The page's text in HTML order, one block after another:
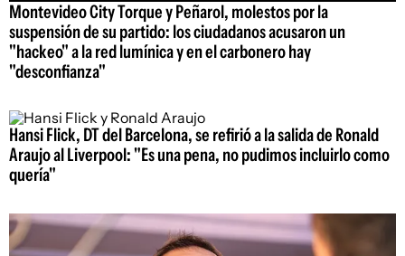
Montevideo City Torque y Peñarol, molestos por la
suspensión de su partido: los ciudadanos acusaron un
"hackeo" a la red lumínica y en el carbonero hay
"desconfianza"
Hansi Flick, DT del Barcelona, se refirió a la salida de Ronald
Araujo al Liverpool: "Es una pena, no pudimos incluirlo como
quería"